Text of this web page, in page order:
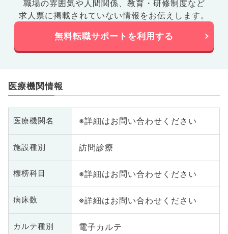
職場の雰囲気や人間関係、 教育・研修制度など
求人票に掲載されていない情報をお伝えします。
無料転職サポートを利用する
医療機関情報
医療機関名 ※詳細はお問い合わせください
施設種別 訪問診療
標榜科目 ※詳細はお問い合わせください
病床数 ※詳細はお問い合わせください
カルテ種別 電子カルテ